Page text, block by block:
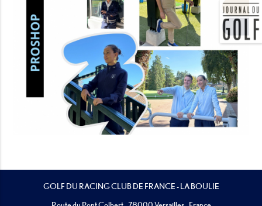
GOLF DU RACING CLUB DE FRANCE - LA BOULIE